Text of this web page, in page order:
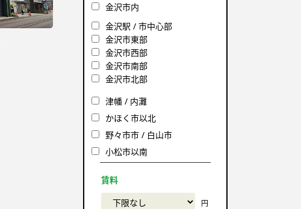
金沢市内
金沢駅 / 市中心部
金沢市東部
金沢市西部
金沢市南部
金沢市北部
津幡 / 内灘
かほく市以北
野々市市 / 白山市
小松市以南
賃料
円